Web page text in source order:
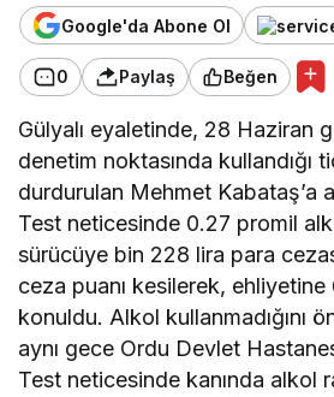
Google'da Abone Ol
0 Paylaş Beğen
Gülyalı eyaletinde, 28 Haziran
denetim noktasında kullandığı
durdurulan Mehmet Kabataş’a
Test neticesinde 0.27 promil
sürücüye bin 228 lira para
ceza puanı kesilerek, ehliyetine
konuldu. Alkol kullanmadığını
aynı gece Ordu Devlet
Test neticesinde kanında alkol